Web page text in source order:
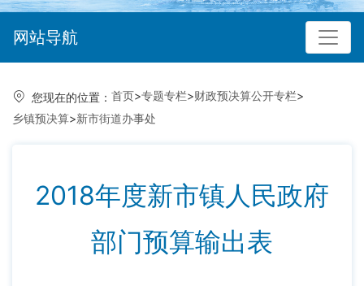
网站导航
您现在的位置： 首页>专题专栏>财政预决算公开专栏>
乡镇预决算>新市街道办事处
2018年度新市镇人民政府
部门预算输出表